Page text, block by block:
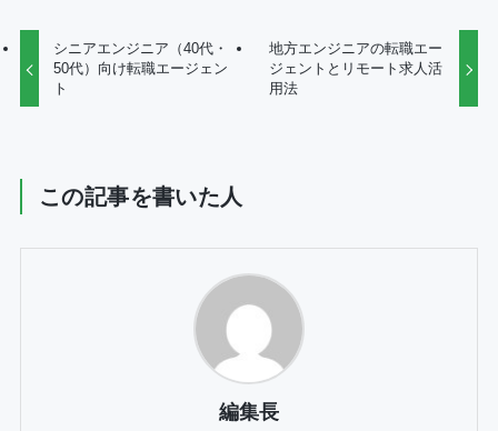
シニアエンジニア（40代・
50代）向け転職エージェン
ト
地方エンジニアの転職エー
ジェントとリモート求人活
用法
この記事を書いた人
編集長